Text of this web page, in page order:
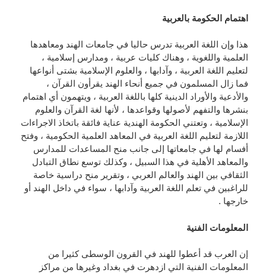
اهتمام الحكومة بالعربية
هذا وإن اللغة العربية تدرس حاليا في جامعات الهند ومعاهدها
العلمية واللغوية ، وهناك كليات عربية ، ومدارس إسلامية ،
لتعليم اللغة العربية ، وآدابها ، والعلوم الإسلامية بشتى أنواعها
فما زال المسلمون في جميع أنحاء الهند يقرأون القرآن ،
والأدعية والأوراد الدينية كلها باللغة العربية ، ويتهمون أي اهتمام
بنشرها والتفهم لأصولها وقواعدها ، لأنها لغة القرآن والعلوم
الإسلامية ، وتعتني الحكومة الهندية عناية فائقة باتخاذ الاجراءات
اللازمة لتعليم اللغة العربية في المعاهد العلمية الحكومية ، وفتح
أفسام لها في جامعاتها إلى جانب منح المساعدات للمدارس
والمعاهد الأهلية في هذا السبيل ، وكذلك توسع نطاق التبادل
الثقافي بين الهند والعالم العربي ، وتقرير منح دراسية خاصة
للراغبين في تعلم اللغة العربية وآدابها ، سواء في داخل الهند أو
خارجها .
المعلومات الفنية
إن العرب قد أعطوا للهند في القرون الوسطى كثيرا من
المعلومات الفنية التي ازدهرت في بغداد وغيرها من مراكز